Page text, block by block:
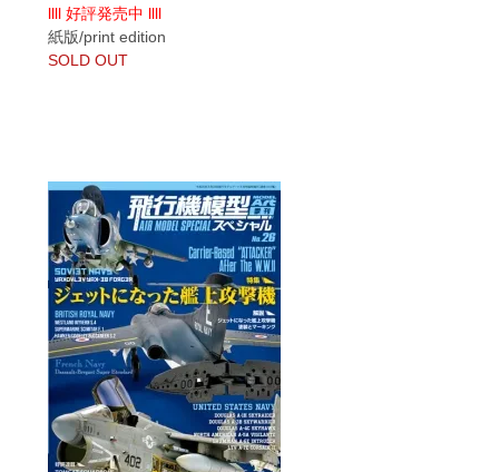
llll 好評発売中 llll
紙版/print edition
SOLD OUT